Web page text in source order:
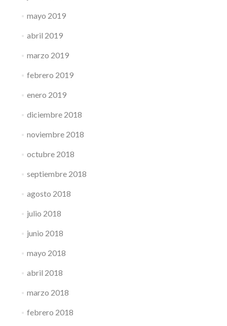
mayo 2019
abril 2019
marzo 2019
febrero 2019
enero 2019
diciembre 2018
noviembre 2018
octubre 2018
septiembre 2018
agosto 2018
julio 2018
junio 2018
mayo 2018
abril 2018
marzo 2018
febrero 2018